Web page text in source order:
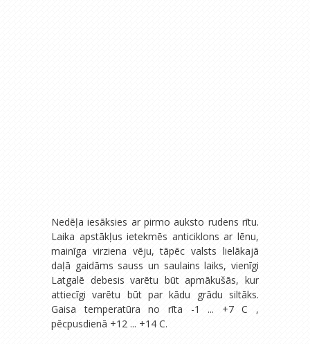
Nedēļa iesāksies ar pirmo auksto rudens rītu.
Laika apstākļus ietekmēs anticiklons ar lēnu,
mainīga virziena vēju, tāpēc valsts lielākajā
daļā gaidāms sauss un saulains laiks, vienīgi
Latgalē debesis varētu būt apmākušās, kur
attiecīgi varētu būt par kādu grādu siltāks.
Gaisa temperatūra no rīta -1 ... +7 C ,
pēcpusdienā +12 ... +14 C.